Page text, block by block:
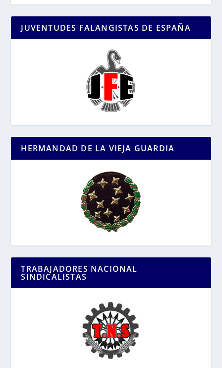
JUVENTUDES FALANGISTAS DE ESPAÑA
HERMANDAD DE LA VIEJA GUARDIA
TRABAJADORES NACIONAL
SINDICALISTAS